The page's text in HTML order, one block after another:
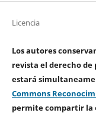
Licencia
Los autores
revista el derecho
estará
Commons
permite compartir la